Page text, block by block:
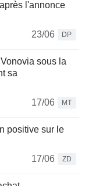
l'annonce
23/06
DP
sous la
sa
17/06
MT
positive sur le
17/06
ZD